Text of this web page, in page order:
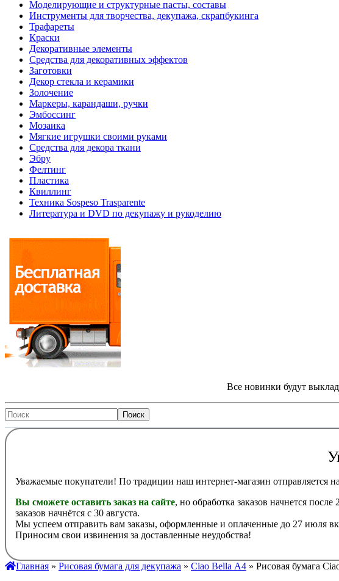
Моделирующие и структурные пасты, составы
Инструменты для творчества, декупажа, скрапбукинга
Трафареты
Краски
Декоративные элементы
Средства для декоративных эффектов
Заготовки
Декор стекла и керамики
Золочение
Маркеры, карандаши, ручки
Эмбоссинг
Мозаика
Мягкие игрушки своими руками
Средства для декора ткани
Эбру
Фелтинг
Пластика
Квиллинг
Техника Sospeso Trasparente
Литература и DVD по декупажу и рукоделию
Все новинки будут
Уважаемые покупатели! По традиции наш интернет-магазин отправляется
Вы сможете оставить заказ на сайте, но обработка заказов начнется
заказов начнётся с 30 августа.
Мы успеем отправить вам заказы, оформленные и оплаченные до 27 июля
Приносим свои извинения за доставленные неудобства!
Главная » Рисовая бумага для декупажа » Ciao Bella А4 » Рисовая бумага